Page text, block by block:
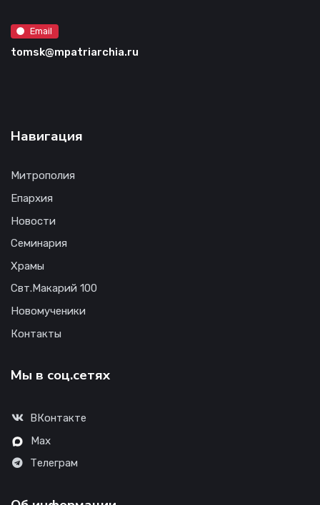
Email
tomsk@mpatriarchia.ru
Навигация
Митрополия
Епархия
Новости
Семинария
Храмы
Свт.Макарий 100
Новомученики
Контакты
Мы в соц.сетях
ВКонтакте
Max
Телеграм